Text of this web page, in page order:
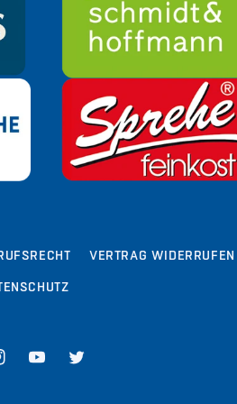
VERTRAG WIDERRUFEN
YouTubeTwitter